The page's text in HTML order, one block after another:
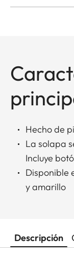
Hecho de
La solapa
Incluye
Disponible
y amarillo
Descripción